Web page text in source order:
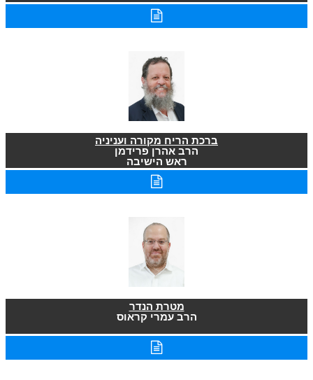
ברכת הריח מקורה ועניניה
הרב אהרן פרידמן
ראש הישיבה
מטרת הנדר
הרב עמרי קראוס